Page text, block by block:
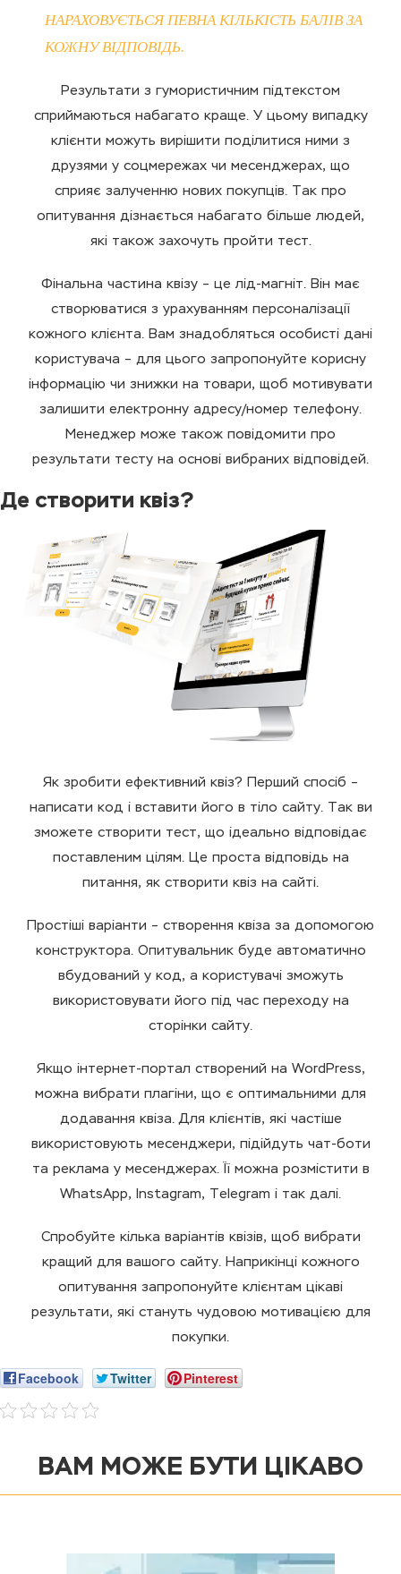
НАРАХОВУЄТЬСЯ ПЕВНА КІЛЬКІСТЬ БАЛІВ ЗА
КОЖНУ ВІДПОВІДЬ.
Результати з гумористичним підтекстом
сприймаються набагато краще. У цьому випадку
клієнти можуть вирішити поділитися ними з
друзями у соцмережах чи месенджерах, що
сприяє залученню нових покупців. Так про
опитування дізнається набагато більше людей,
які також захочуть пройти тест.
Фінальна частина квізу – це лід-магніт. Він має
створюватися з урахуванням персоналізації
кожного клієнта. Вам знадобляться особисті дані
користувача – для цього запропонуйте корисну
інформацію чи знижки на товари, щоб мотивувати
залишити електронну адресу/номер телефону.
Менеджер може також повідомити про
результати тесту на основі вибраних відповідей.
Де створити квіз?
Як зробити ефективний квіз? Перший спосіб –
написати код і вставити його в тіло сайту. Так ви
зможете створити тест, що ідеально відповідає
поставленим цілям. Це проста відповідь на
питання, як створити квіз на сайті.
Простіші варіанти – створення квіза за допомогою
конструктора. Опитувальник буде автоматично
вбудований у код, а користувачі зможуть
використовувати його під час переходу на
сторінки сайту.
Якщо інтернет-портал створений на WordPress,
можна вибрати плагіни, що є оптимальними для
додавання квіза. Для клієнтів, які частіше
використовують месенджери, підійдуть чат-боти
та реклама у месенджерах. Її можна розмістити в
WhatsApp, Instagram, Telegram і так далі.
Спробуйте кілька варіантів квізів, щоб вибрати
кращий для вашого сайту. Наприкінці кожного
опитування запропонуйте клієнтам цікаві
результати, які стануть чудовою мотивацією для
покупки.
Facebook Twitter Pinterest
ВАМ МОЖЕ БУТИ ЦІКАВО